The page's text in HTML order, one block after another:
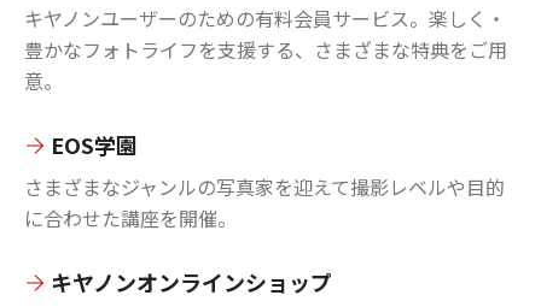
キヤノンユーザーのための有料会員サービス。楽しく・
豊かなフォトライフを支援する、さまざまな特典をご用
意。
EOS学園
さまざまなジャンルの写真家を迎えて撮影レベルや目的
に合わせた講座を開催。
キヤノンオンラインショップ